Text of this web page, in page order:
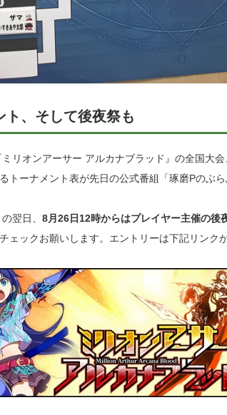
ト、そして後夜祭も
リオンアーサー アルカナブラッド』の全国大
トーナメント表が先日の公式番組「琢磨Pのぶ
翌日、 8月26日12時からはプレイヤー主催の後
ェックお願いします。エントリーは下記リンク